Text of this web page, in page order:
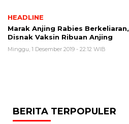
HEADLINE
Marak Anjing Rabies Berkeliaran,
Disnak Vaksin Ribuan Anjing
Minggu, 1 Desember 2019 - 22:12 WIB
BERITA TERPOPULER